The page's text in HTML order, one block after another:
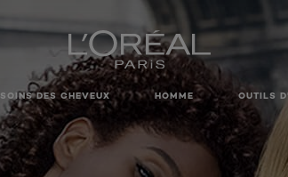
SOINS DES CHEVEUX HOMME OUTILS